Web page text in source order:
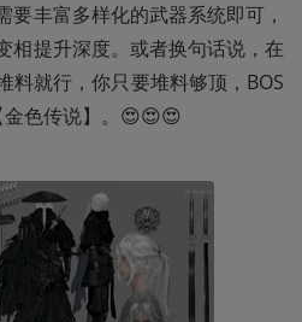
要丰富多样化的武器系统即可，
相提升深度。或者换句话说，在
料就行，你只要堆料够顶，BOS
色传说】。😍😍😍